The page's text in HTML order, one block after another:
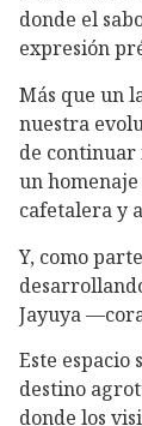
donde el
expresión
Más que un
nuestra
de continuar
un
cafetalera y
Y, como
Jayuya
Este espacio
destino
donde los